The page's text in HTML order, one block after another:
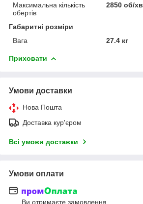
Максимальна кількість
обертів
2850 об/хв
Габаритні розміри
Вага
27.4 кг
Приховати
Умови доставки
Нова Пошта
Доставка кур'єром
Всі умови доставки
Умови оплати
Ви отримаєте замовлення